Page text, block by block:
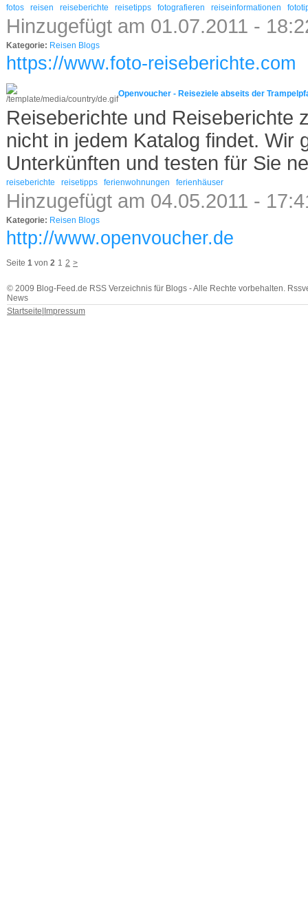
fotos reisen reiseberichte reisetipps fotografieren reiseinformationen
Hinzugefügt am 01.07.2011 -
Kategorie: Reisen Blogs
https://www.foto-reiseberichte.com
Openvoucher - Reiseziele abseits der
Reiseberichte und Reiseberichte
nicht in jedem Katalog findet. Wir
Unterkünften und testen für Sie
reiseberichte reisetipps ferienwohnungen ferienhäuser
Hinzugefügt am 04.05.2011 -
Kategorie: Reisen Blogs
http://www.openvoucher.de
Seite 1 von 2 1 2 >
© 2009 Blog-Feed.de RSS Verzeichnis für Blogs - Alle Rechte vorbehalten.
News
Startseite Impressum